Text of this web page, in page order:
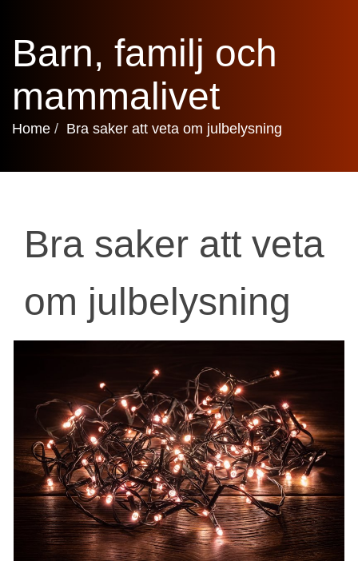
Barn, familj och
mammalivet
Home Bra saker att veta om julbelysning
Bra saker att veta
om julbelysning